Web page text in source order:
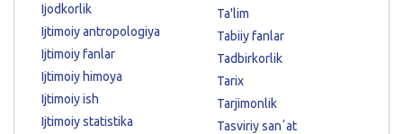
Ijodkorlik
Ijtimoiy antropologiya
Ijtimoiy fanlar
Ijtimoiy himoya
Ijtimoiy ish
Ijtimoiy statistika
Ta'lim
Tabiiy fanlar
Tadbirkorlik
Tarix
Tarjimonlik
Tasviriy sanʼat